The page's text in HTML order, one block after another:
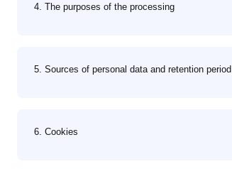
4. The purposes of the processing
5. Sources of personal data and retention period
6. Cookies